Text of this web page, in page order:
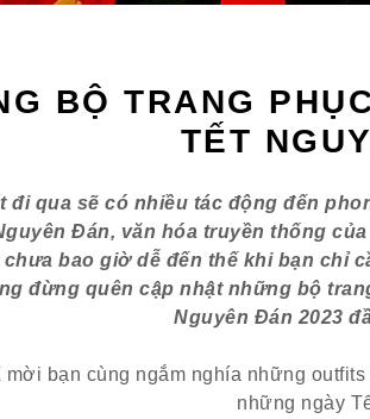
BỘ TRANG
TẾT
đi qua sẽ có nhiều tác động đến
Đán, văn hóa truyền thống
chưa bao giờ dễ đến thế khi bạn chỉ
đừng quên cập nhật những bộ
Nguyên Đán 2023
mời bạn cùng ngắm nghía những
những ngày